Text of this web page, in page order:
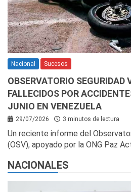
Nacional Sucesos
OBSERVATORIO SEGURIDAD
FALLECIDOS POR
JUNIO EN VENEZUELA
29/07/2026 3 minutos de lectura
Un reciente informe del
(OSV), apoyado por la ONG Paz
NACIONALES